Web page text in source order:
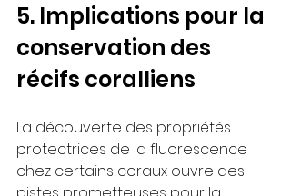
5. Implications pour la
conservation des
récifs coralliens
La découverte des propriétés
protectrices de la fluorescence
chez certains coraux ouvre des